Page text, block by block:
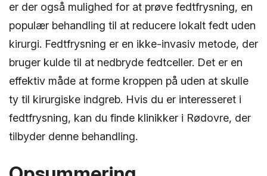
er der også mulighed for at prøve fedtfrysning, en
populær behandling til at reducere lokalt fedt uden
kirurgi. Fedtfrysning er en ikke-invasiv metode, der
bruger kulde til at nedbryde fedtceller. Det er en
effektiv måde at forme kroppen på uden at skulle
ty til kirurgiske indgreb. Hvis du er interesseret i
fedtfrysning, kan du finde klinikker i Rødovre, der
tilbyder denne behandling.